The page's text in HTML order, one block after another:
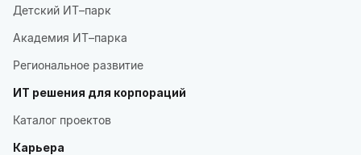
Детский ИТ–парк
Академия ИТ–парка
Региональное развитие
ИТ решения для корпораций
Каталог проектов
Карьера